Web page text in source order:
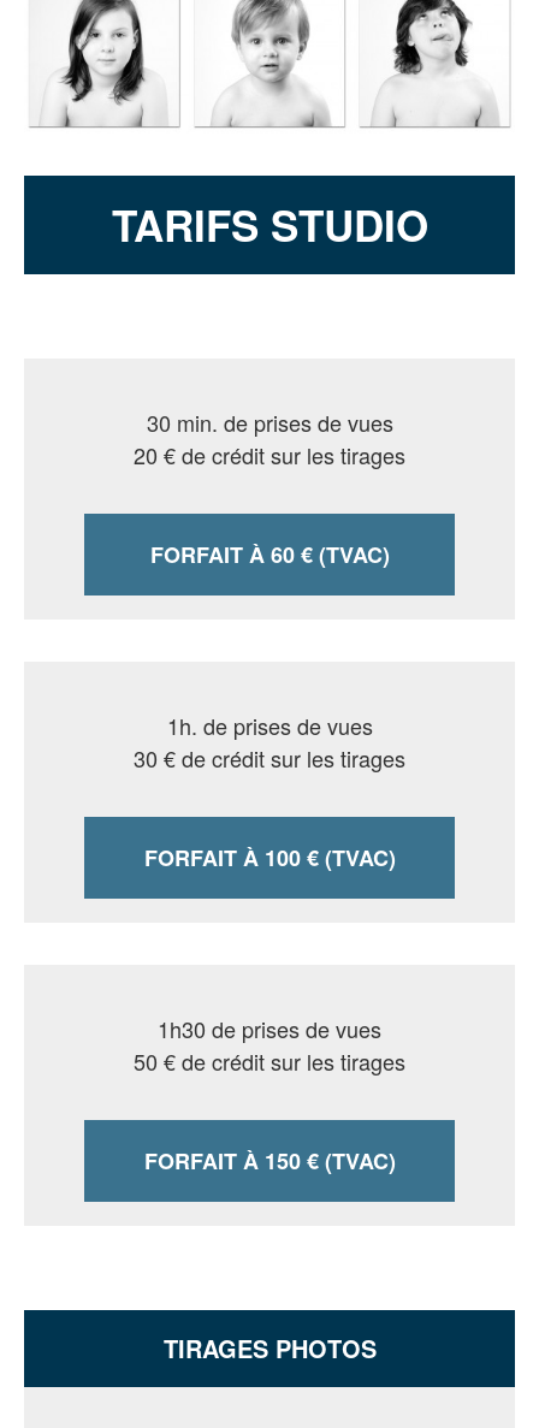
TARIFS STUDIO
30 min. de prises de vues
20 € de crédit sur les tirages
FORFAIT À 60 € (TVAC)
1h. de prises de vues
30 € de crédit sur les tirages
FORFAIT À 100 € (TVAC)
1h30 de prises de vues
50 € de crédit sur les tirages
FORFAIT À 150 € (TVAC)
TIRAGES PHOTOS